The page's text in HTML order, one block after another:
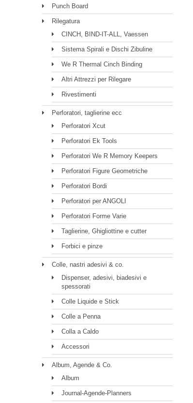
Punch Board
Rilegatura
CINCH, BIND-IT-ALL, Vaessen
Sistema Spirali e Dischi Zibuline
We R Thermal Cinch Binding
Altri Attrezzi per Rilegare
Rivestimenti
Perforatori, taglierine ecc
Perforatori Xcut
Perforatori Ek Tools
Perforatori We R Memory Keepers
Perforatori Figure Geometriche
Perforatori Bordi
Perforatori per ANGOLI
Perforatori Forme Varie
Taglierine, Ghigliottine e cutter
Forbici e pinze
Colle, nastri adesivi & co.
Dispenser, adesivi, biadesivi e
spessorati
Colle Liquide e Stick
Colle a Penna
Colla a Caldo
Accessori
Album, Agende & Co.
Album
Journal-Agende-Planners